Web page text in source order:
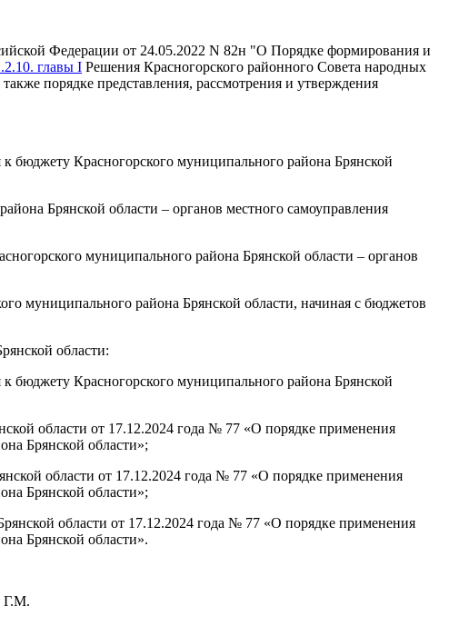
Федерации от 24.05.2022 N 82н "О Порядке формирования и
главы I Решения Красногорского районного Совета народных
порядке представления, рассмотрения и утверждения
бюджету Красногорского муниципального района Брянской
Брянской области – органов местного самоуправления
муниципального района Брянской области – органов
муниципального района Брянской области, начиная с бюджетов
области:
бюджету Красногорского муниципального района Брянской
области от 17.12.2024 года № 77 «О порядке применения
Брянской области»;
области от 17.12.2024 года № 77 «О порядке применения
Брянской области»;
области от 17.12.2024 года № 77 «О порядке применения
Брянской области».
Г.М.